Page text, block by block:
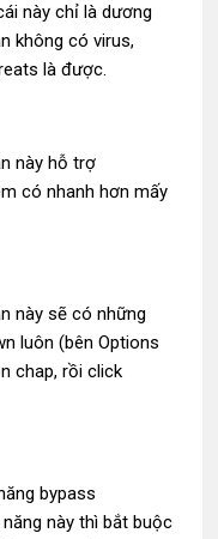
này chỉ là dương
không có virus,
là được.
này hỗ trợ
có nhanh hơn mấy
này sẽ có những
luôn (bên Options
chap, rồi click
bypass
này thì bắt buộc